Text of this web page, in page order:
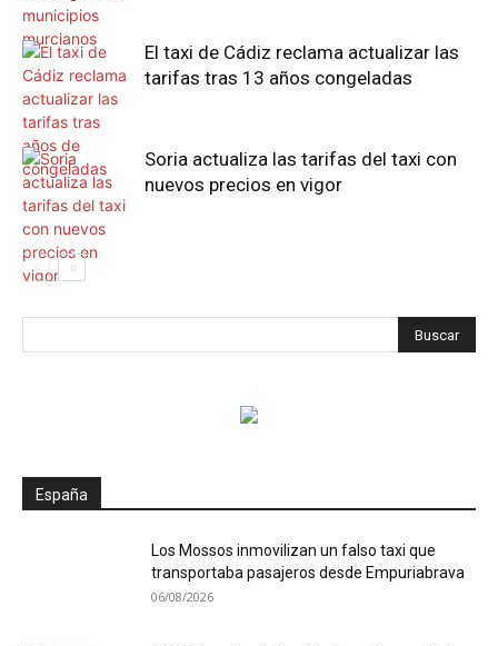
El taxi de Cádiz reclama actualizar las
tarifas tras 13 años congeladas
Soria actualiza las tarifas del taxi con
nuevos precios en vigor
España
Los Mossos inmovilizan un falso taxi que
transportaba pasajeros desde Empuriabrava
06/08/2026